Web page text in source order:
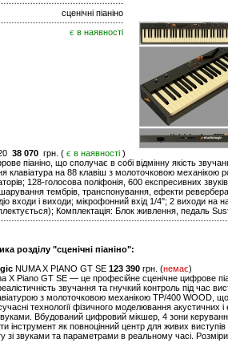
сценічні піаніно
є в наявності
38 070 грн. ( є в наявності )
піаніно, що сполучає в собі відмінну якість
клавіатура на 88 клавіш з молоточковою механікою
128-голосова поліфонія, 600 експресивних
тембрів, транспонування, ефекти
входи і виходи; мікрофонний вхід 1/4"; 2 виходи на
Комплектація: Блок живлення, педаль
розділу "сценічні піаніно":
NUMA X PIANO GT SE 123 390 грн. (немає)
X Piano GT SE — це професійне сценічне цифрове
звучання та гнучкий контроль під час
з молоточковою механікою TP/400 WOOD, що
технології фізичного моделювання акустичних
Вбудований цифровий мікшер, 4 зони
інструмент як повноцінний центр для живих
зі звуками та параметрами в реальному часі.